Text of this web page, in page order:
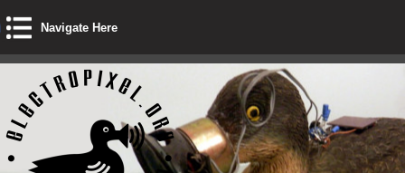
Navigate Here